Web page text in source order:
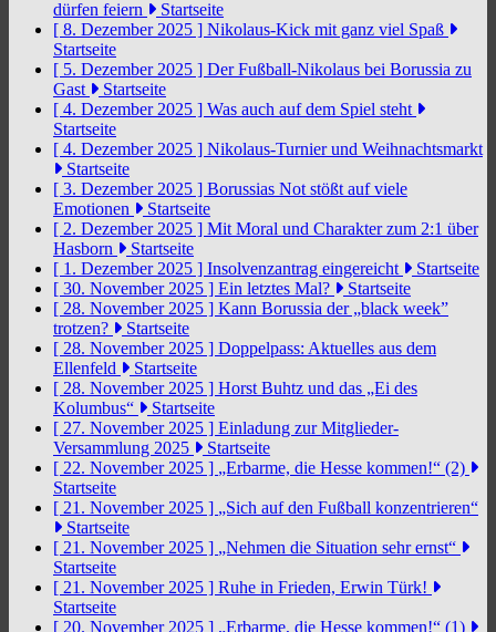
dürfen feiern
Startseite
[ 8. Dezember 2025 ] Nikolaus-Kick mit ganz viel Spaß
Startseite
[ 5. Dezember 2025 ] Der Fußball-Nikolaus bei Borussia zu
Gast
Startseite
[ 4. Dezember 2025 ] Was auch auf dem Spiel steht
Startseite
[ 4. Dezember 2025 ] Nikolaus-Turnier und Weihnachtsmarkt
Startseite
[ 3. Dezember 2025 ] Borussias Not stößt auf viele
Emotionen
Startseite
[ 2. Dezember 2025 ] Mit Moral und Charakter zum 2:1 über
Hasborn
Startseite
[ 1. Dezember 2025 ] Insolvenzantrag eingereicht
Startseite
[ 30. November 2025 ] Ein letztes Mal?
Startseite
[ 28. November 2025 ] Kann Borussia der „black week”
trotzen?
Startseite
[ 28. November 2025 ] Doppelpass: Aktuelles aus dem
Ellenfeld
Startseite
[ 28. November 2025 ] Horst Buhtz und das „Ei des
Kolumbus“
Startseite
[ 27. November 2025 ] Einladung zur Mitglieder-
Versammlung 2025
Startseite
[ 22. November 2025 ] „Erbarme, die Hesse kommen!“ (2)
Startseite
[ 21. November 2025 ] „Sich auf den Fußball konzentrieren“
Startseite
[ 21. November 2025 ] „Nehmen die Situation sehr ernst“
Startseite
[ 21. November 2025 ] Ruhe in Frieden, Erwin Türk!
Startseite
[ 20. November 2025 ] „Erbarme, die Hesse kommen!“ (1)